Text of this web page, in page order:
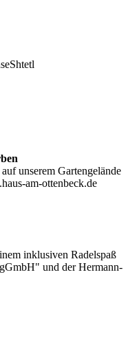
unserem Gartengelände
am-ottenbeck.de
inklusiven Radelspaß
und der Hermann-